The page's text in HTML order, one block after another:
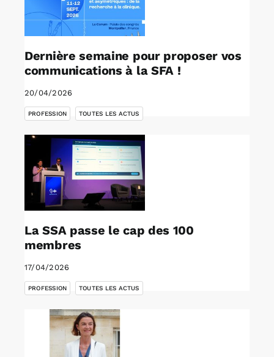
Dernière semaine pour proposer vos
communications à la SFA !
20/04/2026
PROFESSION
,
TOUTES LES ACTUS
La SSA passe le cap des 100
membres
17/04/2026
PROFESSION TOUTES LES ACTUS